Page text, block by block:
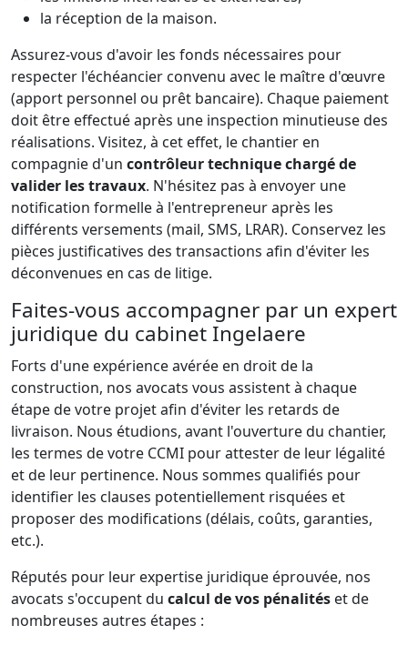
la réception de la maison.
Assurez-vous d'avoir les fonds nécessaires pour
respecter l'échéancier convenu avec le maître d'œuvre
(apport personnel ou prêt bancaire). Chaque paiement
doit être effectué après une inspection minutieuse des
réalisations. Visitez, à cet effet, le chantier en
compagnie d'un contrôleur technique chargé de
valider les travaux. N'hésitez pas à envoyer une
notification formelle à l'entrepreneur après les
différents versements (mail, SMS, LRAR). Conservez les
pièces justificatives des transactions afin d'éviter les
déconvenues en cas de litige.
Faites-vous accompagner par un expert
juridique du cabinet Ingelaere
Forts d'une expérience avérée en droit de la
construction, nos avocats vous assistent à chaque
étape de votre projet afin d'éviter les retards de
livraison. Nous étudions, avant l'ouverture du chantier,
les termes de votre CCMI pour attester de leur légalité
et de leur pertinence. Nous sommes qualifiés pour
identifier les clauses potentiellement risquées et
proposer des modifications (délais, coûts, garanties,
etc.).
Réputés pour leur expertise juridique éprouvée, nos
avocats s'occupent du calcul de vos pénalités et de
nombreuses autres étapes :